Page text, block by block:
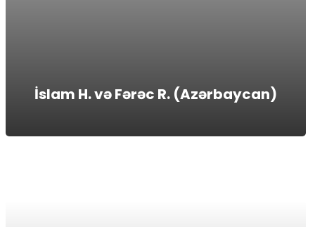
İslam H. və Fərəc R. (Azərbaycan)